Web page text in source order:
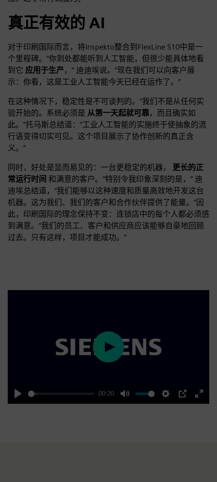
真正有效的 AI
对于印刷国际而言，将Inspekto整合到FlexLine S10中是一
个里程碑。“你到处都能听到人工智能，但很少能具体地看
到它 应用于生产，” 迪迪埃说。“现在我们可以向客户展
示：你看，这是工业人工智能今天已经在运作了。”
在这种情况下，稳定性是不可谈判的。“我们不是从任何实
验开始的。系统必须是 从第一天起就可靠，而且确实如
此。”托马斯总结道：“工业人工智能的实施终于使抽象的流
行语变得切实可见。这个项目展示了协作创新的真正含
义。”
同时，好处是显而易见的：一台更稳定的机器， 更长的正
常运行时间 和满意的客户。“特别令我印象深刻的是，” 迪
迪埃总结道，“我们能够以这种速度和质量高效地开发这台
机器。这为我们、我们的客户和合作伙伴提供了能量。”因
此，印刷国际的理念保持不变：连锁店中的每个人都必须感
到满意。“我们的员工、客户和供应商应该能够自豪地回顾
过去。只有这样，项目才能成功。”
Play
00:20
Mute Settings
PIP
Enter
Play